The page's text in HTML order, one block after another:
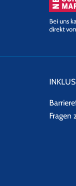
Bei uns
direkt
Fragen